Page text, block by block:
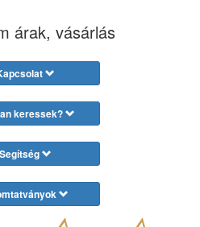
árak, vásárlás
keressek?
Segítség